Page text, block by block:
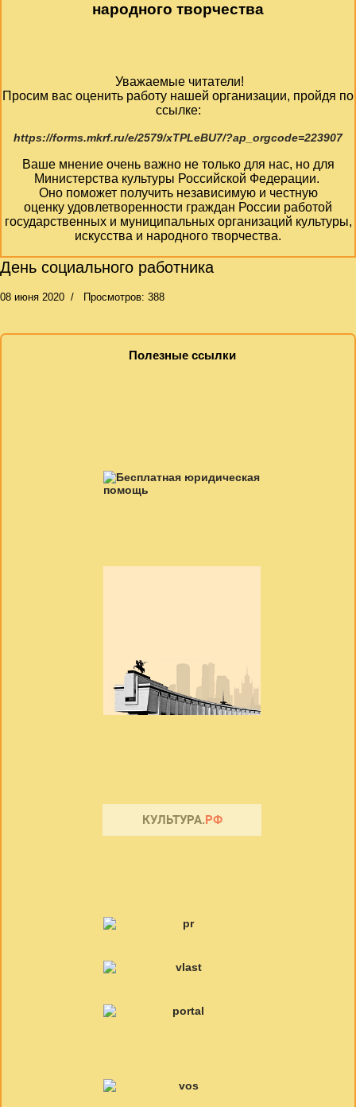
народного творчества
Уважаемые читатели!
Просим вас оценить работу нашей организации, пройдя по
ссылке:
https://forms.mkrf.ru/e/2579/xTPLeBU7/?ap_orgcode=223907
Ваше мнение очень важно не только для нас, но для
Министерства культуры Российской Федерации.
Оно поможет получить независимую и честную
оценку удовлетворенности граждан России работой
государственных и муниципальных организаций культуры,
искусства и народного творчества.
День социального работника
08 июня 2020 Просмотров: 388
Полезные ссылки